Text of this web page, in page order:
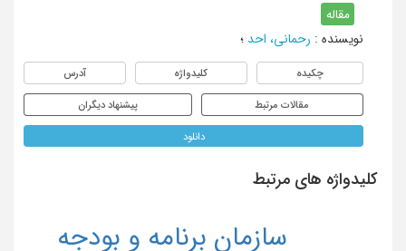
مقاله
نویسنده : رحمانی، احد ؛
چکیده کلیدواژه آدرس
مقالات مرتبط پیشنهاد دیگران
دانلود
کلیدواژه های مرتبط
سازمان برنامه و بودجه